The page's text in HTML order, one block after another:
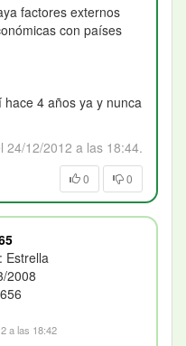
factores externos
con países
4 años ya y nunca
24/12/2012 a las 18:44.
0 0
: Estrella
2008
a las 18:42